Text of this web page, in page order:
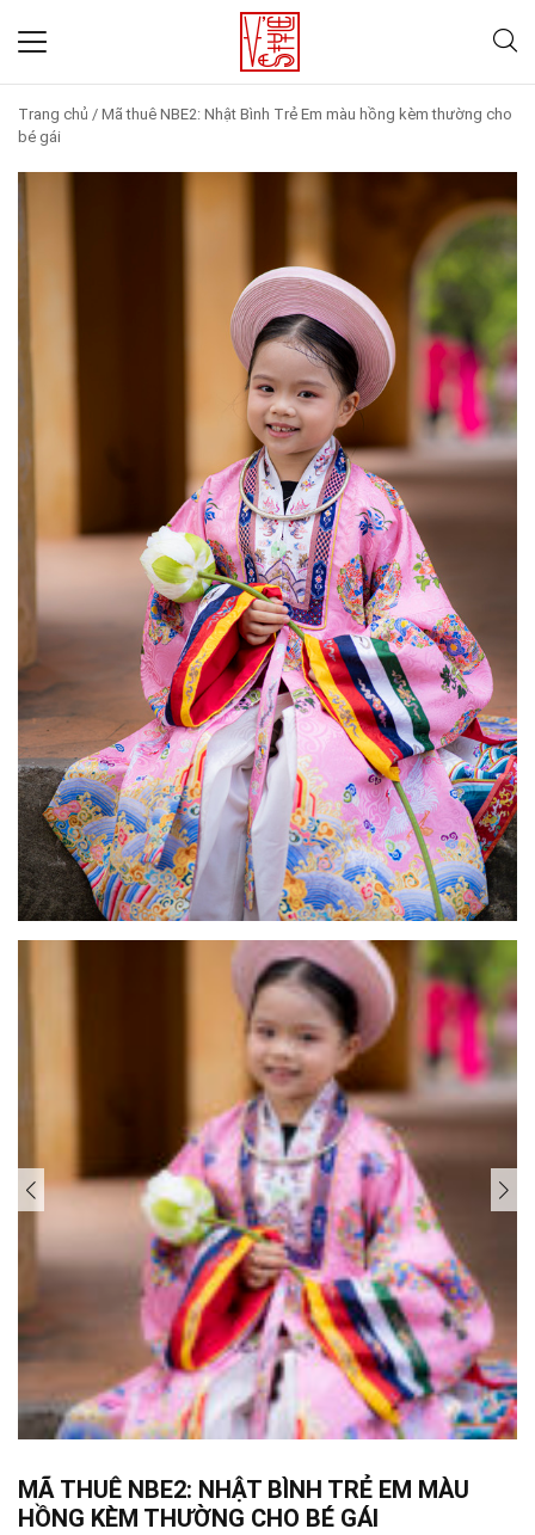
Trang chủ / Mã thuê NBE2: Nhật Bình Trẻ Em màu hồng kèm thường cho
bé gái
MÃ THUÊ NBE2: NHẬT BÌNH TRẺ EM MÀU
HỒNG KÈM THƯỜNG CHO BÉ GÁI